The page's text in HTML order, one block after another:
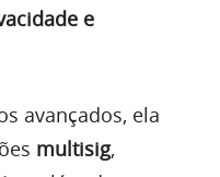
e
avançados, ela
multisig,